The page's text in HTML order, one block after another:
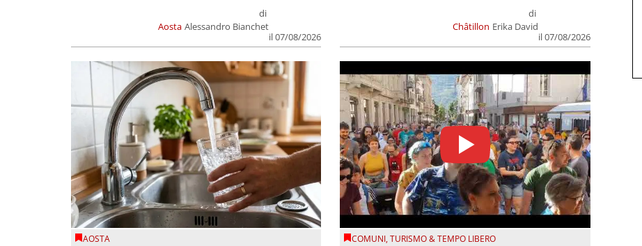
Aosta
di
Alessandro Bianchet
il 07/08/2026
Châtillon
di
Erika David
il 07/08/2026
AOSTA COMUNI,TURISMO & TEMPO LIBERO